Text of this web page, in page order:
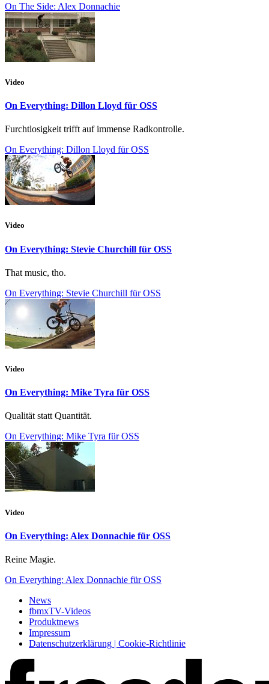
On The Side: Alex Donnachie
Video
On Everything: Dillon Lloyd für OSS
Furchtlosigkeit trifft auf immense Radkontrolle.
On Everything: Dillon Lloyd für OSS
Video
On Everything: Stevie Churchill für OSS
That music, tho.
On Everything: Stevie Churchill für OSS
Video
On Everything: Mike Tyra für OSS
Qualität statt Quantität.
On Everything: Mike Tyra für OSS
Video
On Everything: Alex Donnachie für OSS
Reine Magie.
On Everything: Alex Donnachie für OSS
News
fbmxTV-Videos
Produktnews
Impressum
Datenschutzerklärung | Cookie-Richtlinie